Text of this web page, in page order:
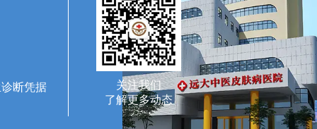
断凭据
关注我们
了解更多动态